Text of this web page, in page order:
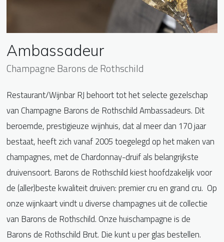
Ambassadeur
Champagne Barons de Rothschild
Restaurant/Wijnbar RJ behoort tot het selecte gezelschap
van Champagne Barons de Rothschild Ambassadeurs. Dit
beroemde, prestigieuze wijnhuis, dat al meer dan 170 jaar
bestaat, heeft zich vanaf 2005 toegelegd op het maken van
champagnes, met de Chardonnay-druif als belangrijkste
druivensoort. Barons de Rothschild kiest hoofdzakelijk voor
de (aller)beste kwaliteit druiven: premier cru en grand cru. Op
onze wijnkaart vindt u diverse champagnes uit de collectie
van Barons de Rothschild. Onze huischampagne is de
Barons de Rothschild Brut. Die kunt u per glas bestellen.